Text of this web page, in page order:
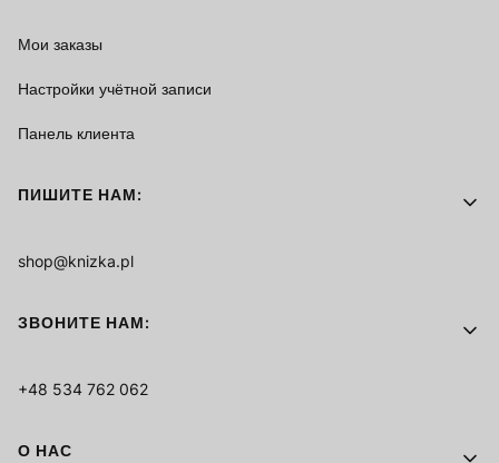
Мои заказы
Настройки учётной записи
Панель клиента
ПИШИТЕ НАМ:
shop@knizka.pl
ЗВОНИТЕ НАМ:
+48 534 762 062
О НАС